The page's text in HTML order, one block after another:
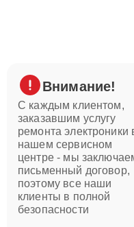
Внимание!
С каждым клиентом,
заказавшим услугу
ремонта электроники
нашем сервисном
центре - мы
письменный договор,
поэтому все наши
клиенты в полной
безопасности